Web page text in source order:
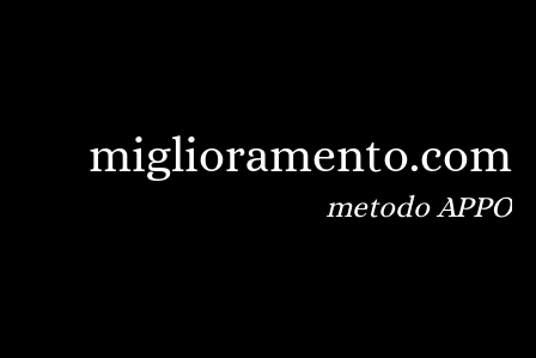
miglioramento.com
metodo APPO